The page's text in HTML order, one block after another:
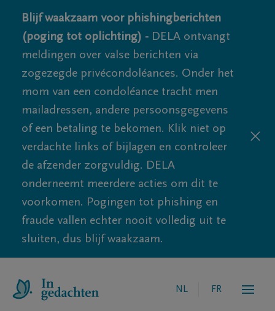
Blijf waakzaam voor phishingberichten
(poging tot oplichting) - DELA ontvangt
meldingen over valse berichten via
zogezegde privécondoléances. Onder het
mom van een condoléance tracht men
mailadressen, andere persoonsgegevens
of een betaling te bekomen. Klik niet op
verdachte links of bijlagen en controleer
de afzender zorgvuldig. DELA
onderneemt meerdere acties om dit te
voorkomen. Pogingen tot phishing en
fraude vallen echter nooit volledig uit te
sluiten, dus blijf waakzaam.
NL FR